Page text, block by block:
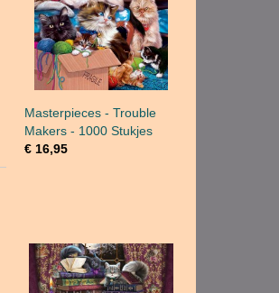
Masterpieces - Trouble
Makers - 1000 Stukjes
€ 16,95